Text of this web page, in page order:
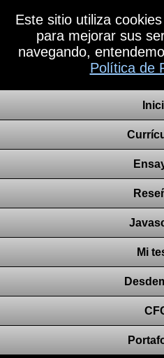
Este sitio utiliza
para mejorar sus
navegando,
Política de
Mi